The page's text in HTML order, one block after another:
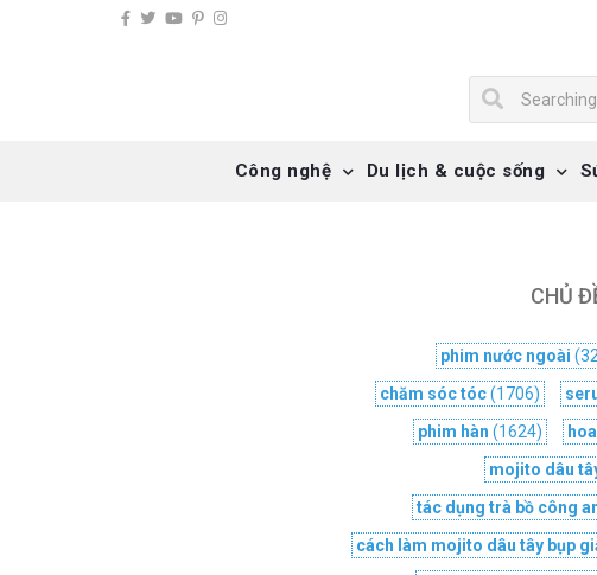
Công nghệ Du lịch & cuộc sống
CHỦ
phim nước ngoài
chăm sóc tóc(1706)
phim hàn (1624)
mojito dâu
tác dụng trà bồ công
cách làm mojito dâu tây bụp